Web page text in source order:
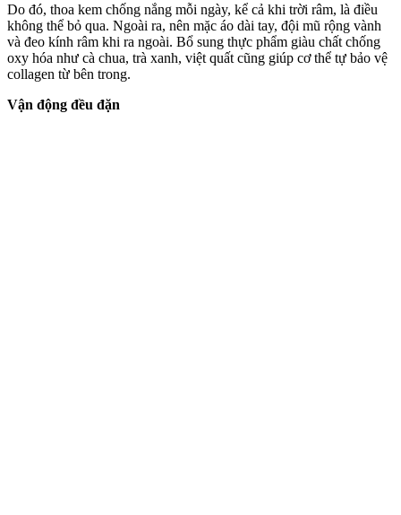
Do đó, thoa kem chống nắng mỗi ngày, kể cả khi trời râm, là điều
không thể bỏ qua. Ngoài ra, nên mặc áo dài tay, đội mũ rộng vành
và đeo kính râm khi ra ngoài. Bổ sung thực phẩm giàu chất chống
oxy hóa như cà chua, trà xanh, việt quất cũng giúp c‌ơ th‌ể tự bảo vệ
collagen từ bên trong.
Vận động đều đặn